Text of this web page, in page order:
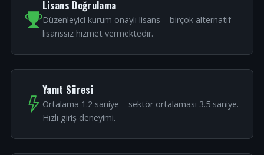
Lisans Doğrulama
Düzenleyici kurum onaylı lisans – birçok alternatif
lisanssız hizmet vermektedir.
Yanıt Süresi
Ortalama 1.2 saniye – sektör ortalaması 3.5 saniye.
Hızlı giriş deneyimi.